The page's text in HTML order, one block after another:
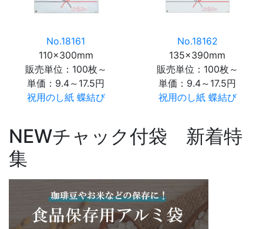
No.18161
110×300mm
販売単位：100枚～
単価： 9.4～17.5円
祝用のし紙 蝶結び
No.18162
135×390mm
販売単位：100枚～
単価： 9.4～17.5円
祝用のし紙 蝶結び
NEWチャック付袋 新着特
集